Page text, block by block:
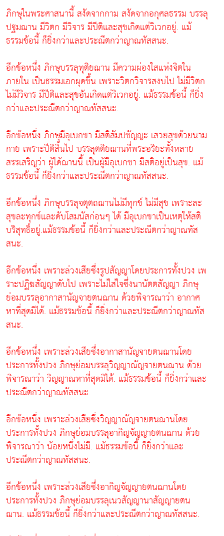
ภิกษุในพระศาสนานี้ สงัดจากกาม สงัดจากอกุศลธรรม บรรลุ
ปฐมฌาน มีวิตก มีวิจาร มีปีติและสุขเกิดแต่วิเวกอยู่. แม้
ธรรมข้อนี้ ก็ยิ่งกว่าและประณีตกว่าญาณทัสสนะ.
อีกข้อหนึ่ง ภิกษุบรรลุทุติยฌาน มีความผ่องใสแห่งจิตใน
ภายใน เป็นธรรมเอกผุดขึ้น เพราะวิตกวิจารสงบไป ไม่มีวิตก
ไม่มีวิจาร มีปีติและสุขอันเกิดแต่วิเวกอยู่. แม้ธรรมข้อนี้ ก็ยิ่ง
กว่าและประณีตกว่าญาณทัสสนะ.
อีกข้อหนึ่ง ภิกษุมีอุเบกขา มีสติสัมปชัญญะ เสวยสุขด้วยนาม
กาย เพราะปีติสิ้นไป บรรลุตติยฌานที่พระอริยะทั้งหลาย
สรรเสริญว่า ผู้ได้ฌานนี้ เป็นผู้มีอุเบกขา มีสติอยู่เป็นสุข. แม้
ธรรมข้อนี้ ก็ยิ่งกว่าและประณีตกว่าญาณทัสสนะ.
อีกข้อหนึ่ง ภิกษุบรรลุจตุตถฌานไม่มีทุกข์ ไม่มีสุข เพราะละ
สุขละทุกข์และดับโสมนัสก่อนๆ ได้ มีอุเบกขาเป็นเหตุให้สติ
บริสุทธิ์อยู่.แม้ธรรมข้อนี้ ก็ยิ่งกว่าและประณีตกว่าญาณทัส
สนะ.
อีกข้อหนึ่ง เพราะล่วงเสียซึ่งรูปสัญญาโดยประการทั้งปวง เพ
ราะปฏิฆสัญญาดับไป เพราะไม่ใส่ใจซึ่งนานัตตสัญญา ภิกษุ
ย่อมบรรลุอากาสานัญจายตนฌาน ด้วยพิจารณาว่า อากาศ
หาที่สุดมิได้. แม้ธรรมข้อนี้ ก็ยิ่งกว่าและประณีตกว่าญาณทัส
สนะ.
อีกข้อหนึ่ง เพราะล่วงเสียซึ่งอากาสานัญจายตนฌานโดย
ประการทั้งปวง ภิกษุย่อมบรรลุวิญญาณัญจายตนฌาน ด้วย
พิจารณาว่า วิญญาณหาที่สุดมิได้. แม้ธรรมข้อนี้ ก็ยิ่งกว่าและ
ประณีตกว่าญาณทัสสนะ.
อีกข้อหนึ่ง เพราะล่วงเสียซึ่งวิญญาณัญจายตนฌานโดย
ประการทั้งปวง ภิกษุย่อมบรรลุอากิญจัญญายตนฌาน ด้วย
พิจารณาว่า น้อยหนึ่งไม่มี. แม้ธรรมข้อนี้ ก็ยิ่งกว่าและ
ประณีตกว่าญาณทัสสนะ.
อีกข้อหนึ่ง เพราะล่วงเสียซึ่งอากิญจัญญายตนฌานโดย
ประการทั้งปวง ภิกษุย่อมบรรลุเนวสัญญานาสัญญายตน
ฌาน. แม้ธรรมข้อนี้ ก็ยิ่งกว่าและประณีตกว่าญาณทัสสนะ.